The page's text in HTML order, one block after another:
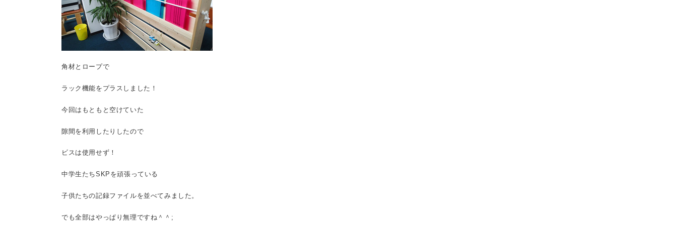
角材とロープで
ラック機能をプラスしました！
今回はもともと空けていた
隙間を利用したりしたので
ビスは使用せず！
中学生たちSKPを頑張っている
子供たちの記録ファイルを並べてみました。
でも全部はやっぱり無理ですね＾＾;